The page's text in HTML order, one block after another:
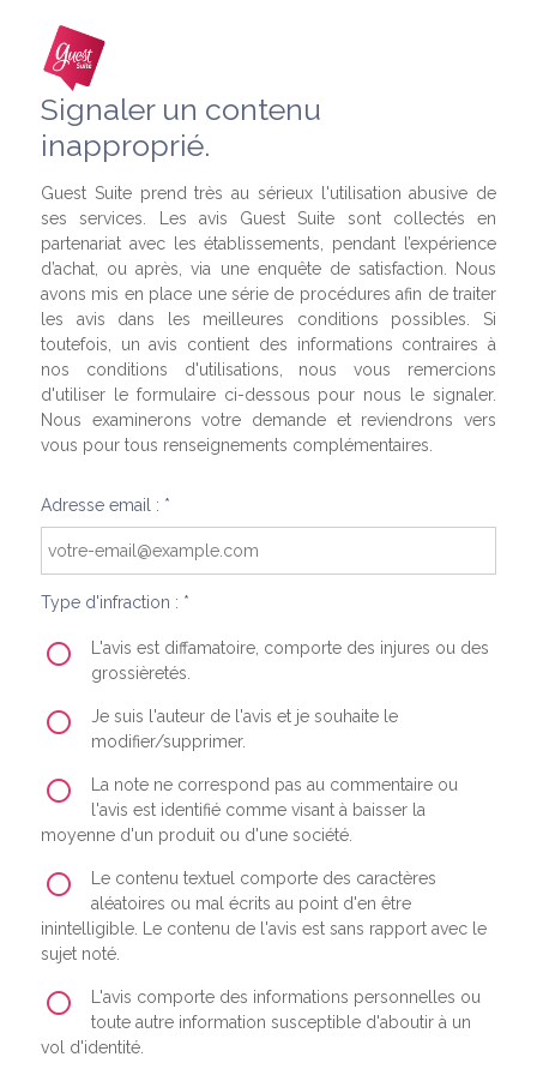
Signaler un contenu
inapproprié.
Guest Suite prend très au sérieux l'utilisation abusive de
ses services. Les avis Guest Suite sont collectés en
partenariat avec les établissements, pendant l’expérience
d’achat, ou après, via une enquête de satisfaction. Nous
avons mis en place une série de procédures afin de traiter
les avis dans les meilleures conditions possibles. Si
toutefois, un avis contient des informations contraires à
nos conditions d'utilisations, nous vous remercions
d'utiliser le formulaire ci-dessous pour nous le signaler.
Nous examinerons votre demande et reviendrons vers
vous pour tous renseignements complémentaires.
Adresse email : *
Type d'infraction : *
L'avis est diffamatoire, comporte des injures ou des
grossièretés.
Je suis l'auteur de l'avis et je souhaite le
modifier/supprimer.
La note ne correspond pas au commentaire ou
l'avis est identifié comme visant à baisser la
moyenne d'un produit ou d'une société.
Le contenu textuel comporte des caractères
aléatoires ou mal écrits au point d'en être
inintelligible. Le contenu de l'avis est sans rapport avec le
sujet noté.
L'avis comporte des informations personnelles ou
toute autre information susceptible d'aboutir à un
vol d'identité.